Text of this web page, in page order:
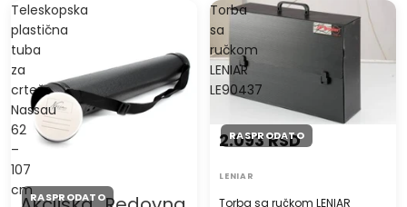
Teleskopska
plastična
tuba
za
crteže
Nassau
62
–
107
cmRASPRODATO
Torba
sa
ručkom
LENIAR
LE90437
RASPRODATO
Torba sa ručkom LENIAR
2.093 RSD
LENIAR